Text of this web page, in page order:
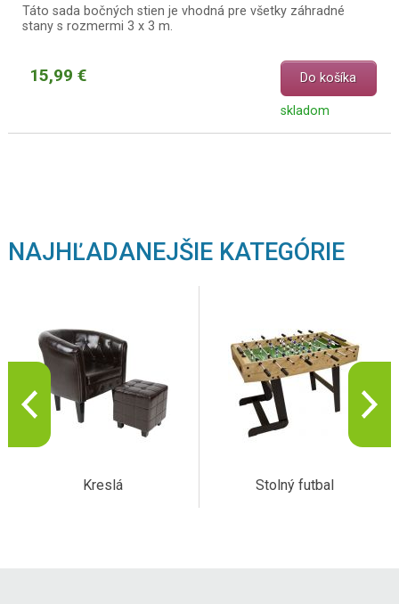
Táto sada bočných stien je vhodná pre všetky záhradné
stany s rozmermi 3 x 3 m.
15,99 € Do košíka
skladom
NAJHĽADANEJŠIE KATEGÓRIE
Kreslá Stolný futbal